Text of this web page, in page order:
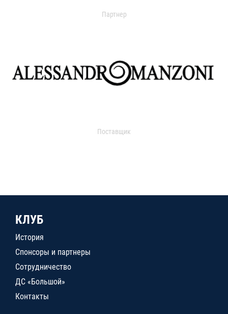
Партнер
Поставщик
КЛУБ
История
Спонсоры и партнеры
Сотрудничество
ДС «Большой»
Контакты